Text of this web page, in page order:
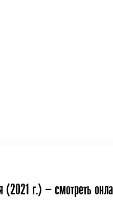
(2021 г.) — смотреть